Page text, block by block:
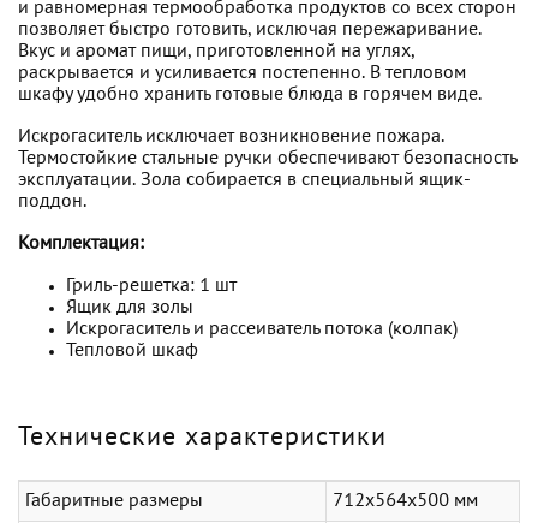
и равномерная термообработка продуктов со всех сторон
позволяет быстро готовить, исключая пережаривание.
Вкус и аромат пищи, приготовленной на углях,
раскрывается и усиливается постепенно. В тепловом
шкафу удобно хранить готовые блюда в горячем виде.
Искрогаситель исключает возникновение пожара.
Термостойкие стальные ручки обеспечивают безопасность
эксплуатации. Зола собирается в специальный ящик-
поддон.
Комплектация:
Гриль-решетка: 1 шт
Ящик для золы
Искрогаситель и рассеиватель потока (колпак)
Тепловой шкаф
Технические характеристики
Габаритные размеры 712х564х500 мм